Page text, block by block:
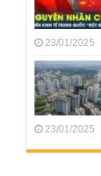
23/01/2025
23/01/2025